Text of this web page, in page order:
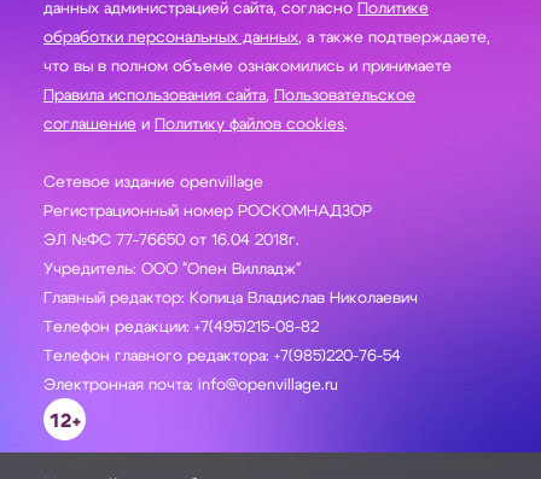
данных администрацией сайта, согласно Политике
обработки персональных данных, а также подтверждаете,
что вы в полном объеме ознакомились и принимаете
Правила использования сайта, Пользовательское
соглашение и Политику файлов cookies.
Сетевое издание openvillage
Регистрационный номер РОСКОМНАДЗОР
ЭЛ №ФС 77-76650 от 16.04 2018г.
Учредитель: ООО "Опен Вилладж"
Главный редактор: Копица Владислав Николаевич
Телефон редакции: +7(495)215-08-82
Телефон главного редактора: +7(985)220-76-54
Электронная почта: info@openvillage.ru
12+